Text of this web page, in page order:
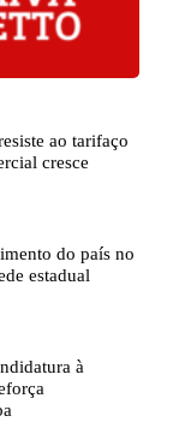
ao tarifaço
cresce
do país no
estadual
à